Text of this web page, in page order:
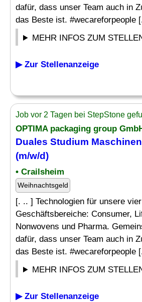
dafür, dass unser Team auch in
das Beste ist. #wecareforpeople
MEHR INFOS ZUM
▶ Zur Stellenanzeige
Job vor 2 Tagen bei StepStone
OPTIMA packaging group
Duales Studium
(m/w/d)
• Crailsheim
Weihnachtsgeld
[. .. ] Technologien für unsere vier
Geschäftsbereiche: Consumer,
Nonwovens und Pharma.
dafür, dass unser Team auch in
das Beste ist. #wecareforpeople
MEHR INFOS ZUM
▶ Zur Stellenanzeige